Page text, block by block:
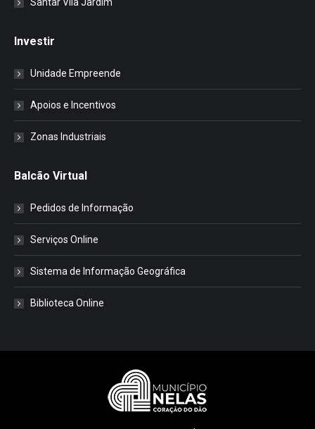
Investir
Unidade Empreende
Apoios e Incentivos
Zonas Industriais
Balcão Virtual
Pedidos de Informação
Serviços Online
Sistema de Informação Geográfica
Biblioteca Online